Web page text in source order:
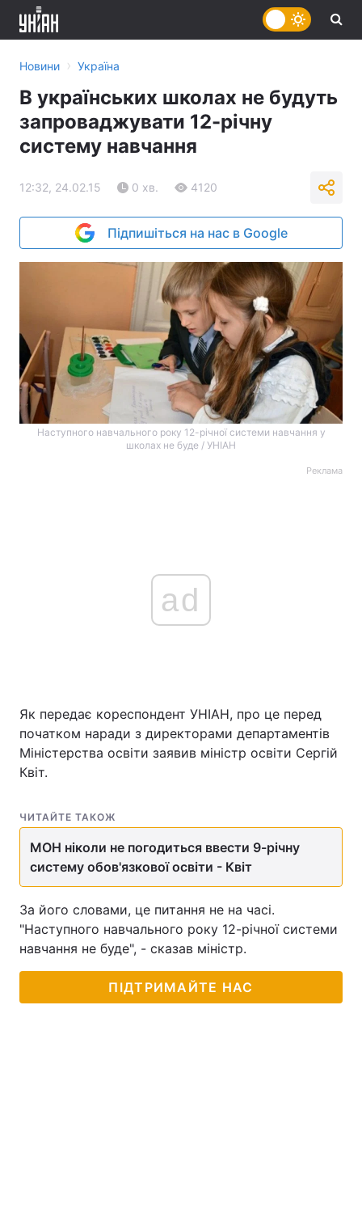
Україна Політика
Економіка Світ
Техно і зв'язок Лайт
Зброя Інциденти
Здоров'я Туризм
Новини › Україна
В українських школах не будуть
запроваджувати 12-річну
систему навчання
12:32, 24.02.15 0 хв. 4120
Підпишіться на нас в Google
Наступного навчального року 12-річної системи навчання у
школах не буде / УНІАН
Реклама
ad
Як передає кореспондент УНІАН, про це перед
початком наради з директорами департаментів
Міністерства освіти заявив міністр освіти Сергій
Квіт.
ЧИТАЙТЕ ТАКОЖ
МОН ніколи не погодиться ввести 9-річну
систему обов'язкової освіти - Квіт
За його словами, це питання не на часі.
"Наступного навчального року 12-річної системи
навчання не буде", - сказав міністр.
ПІДТРИМАЙТЕ НАС